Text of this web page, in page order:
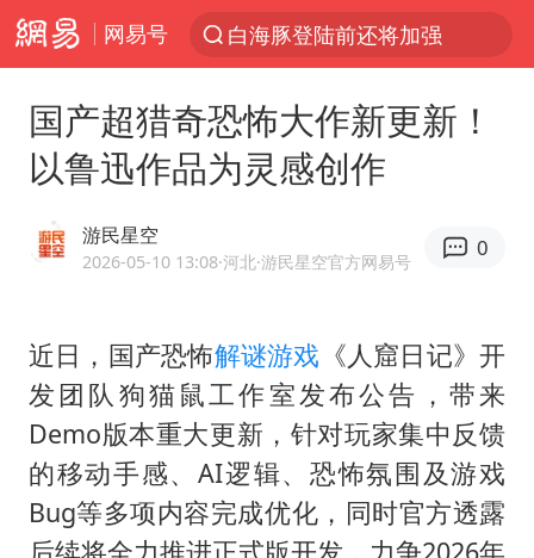
网易号
白海豚登陆前还将加强
光影经济撬动暑期消费新蓝海
国乒女单三将晋级四强
三警齐发！多地10级以上雷暴大风
日本发布排名：“中国第一，美日德韩英法居后”
茅台部分直营店飞天茅台提价
大V：马科斯把路走绝了
白海豚将正面袭击贯穿浙江
宇树王兴兴被问了360多个问题
国产超猎奇恐怖大作新更新！
以鲁迅作品为灵感创作
游民星空
2026-05-10 13:08·河北·游民星空官方网易号
0
近日，国产恐怖解谜游戏 《人窟日记》开
发团队狗猫鼠工作室发布公告，带来
Demo版本重大更新，针对玩家集中反馈
的移动手感、AI逻辑、恐怖氛围及游戏
Bug等多项内容完成优化，同时官方透露